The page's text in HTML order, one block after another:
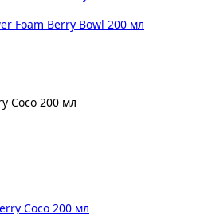
Foam Berry Bowl 200 мл
Coco 200 мл